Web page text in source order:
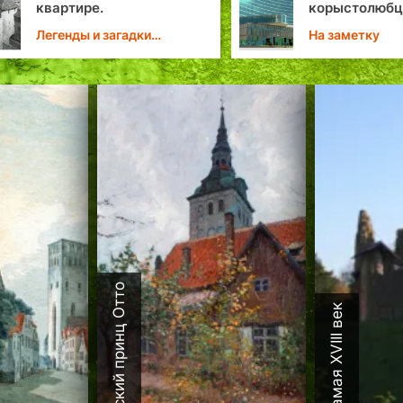
квартире.
Легенды и загадки
Эстонии
Reval Park
построят
самого
уровня
На заметку
Датский принц Отто Каламая XVIII век